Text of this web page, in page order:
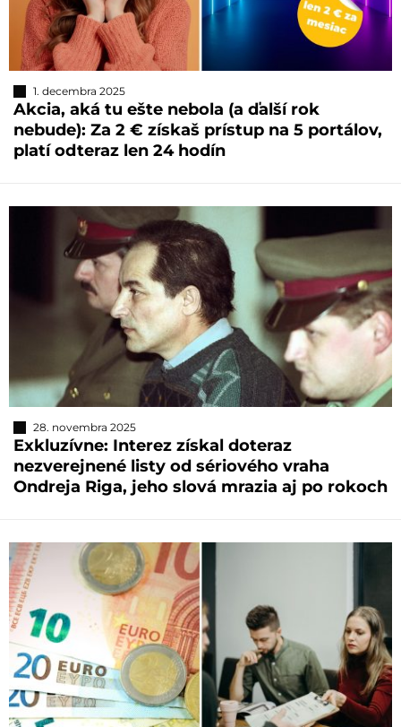
1. decembra 2025
Akcia, aká tu ešte nebola (a ďalší rok
nebude): Za 2 € získaš prístup na 5 portálov,
platí odteraz len 24 hodín
28. novembra 2025
Exkluzívne: Interez získal doteraz
nezverejnené listy od sériového vraha
Ondreja Riga, jeho slová mrazia aj po rokoch